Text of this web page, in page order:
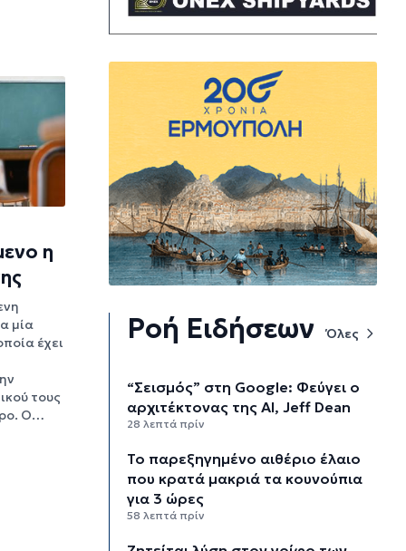
η
μία
έχει
τους
Ο…
Ροή Ειδήσεων Όλες
“Σεισμός” στη Google: Φεύγει ο
αρχιτέκτονας της AI, Jeff Dean
28 λεπτά πρίν
Το παρεξηγημένο αιθέριο έλαιο
που κρατά μακριά τα κουνούπια
για 3 ώρες
58 λεπτά πρίν